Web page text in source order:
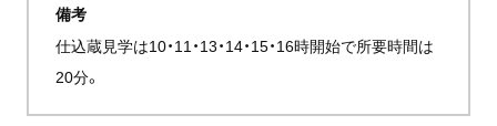
備考
仕込蔵見学は10・11・13・14・15・16時開始で所要時間は
20分。